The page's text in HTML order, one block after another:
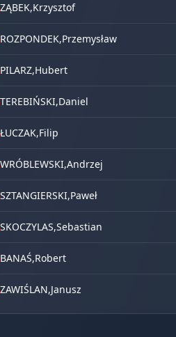
ZĄBEK,Krzysztof
ROZPONDEK,Przemysław
PILARZ,Hubert
TEREBIŃSKI,Daniel
ŁUCZAK,Filip
WRÓBLEWSKI,Andrzej
SZTANGIERSKI,Paweł
SKOCZYLAS,Sebastian
BANAŚ,Robert
ZAWIŚLAN,Janusz